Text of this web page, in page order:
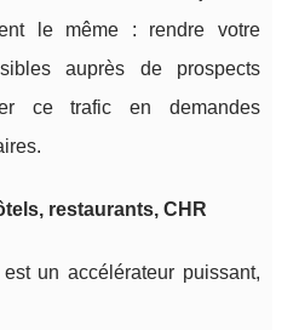
le même : rendre votre
auprès de prospects
ce trafic en demandes
restaurants, CHR
un accélérateur puissant,